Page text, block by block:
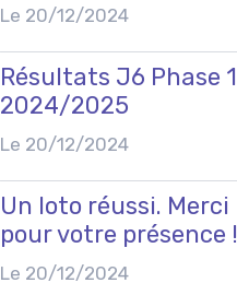
Le 20/12/2024
Résultats J6 Phase 1
2024/2025
Le 20/12/2024
Un loto réussi. Merci
pour votre présence !
Le 20/12/2024